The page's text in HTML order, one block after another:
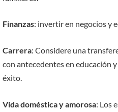
Finanzas: invertir en negocios y
Carrera: Considere una
con antecedentes en educación
éxito.
Vida doméstica y amorosa: Los